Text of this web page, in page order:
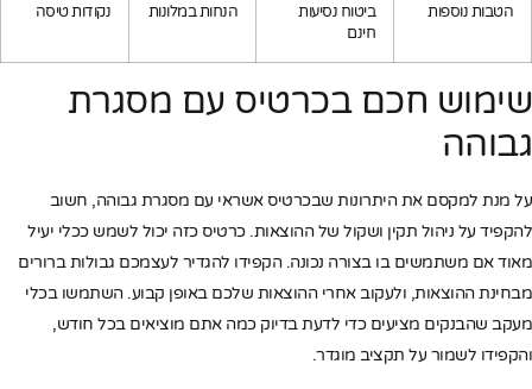
הטבות נוספות
ביטוח נסיעות
חינם
הנחות במלונות נקודות טיסה
שימוש חכם בכרטיס עם מסגרת
גבוהה
על מנת למקסם את היתרונות שבכרטיס אשראי עם מסגרת גבוהה, חשוב
להקפיד על ניהול תקין ושקול של ההוצאות. כרטיס כזה יכול לשמש ככלי יעיל
מאוד אם משתמשים בו בצורה נכונה. הקפידו להגדיר לעצמכם גבולות ברורים
מבחינת ההוצאות, ולעקוב אחרי ההוצאות שלכם באופן קבוע. השתמשו בכלי
מעקב שהבנקים מציעים כדי לדעת בדיוק כמה אתם מוציאים בכל חודש,
והקפידו לשמור על תקציב מוגדר.